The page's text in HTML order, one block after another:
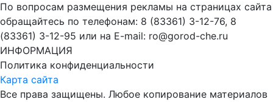
По вопросам размещения рекламы на страницах сайта
обращайтесь по телефонам: 8 (83361) 3-12-76, 8
(83361) 3-12-95 или на E-mail: ro@gorod-che.ru
ИНФОРМАЦИЯ
Политика конфиденциальности
Карта сайта
Все права защищены. Любое копирование материалов